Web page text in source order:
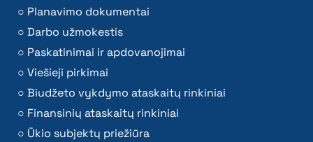
Planavimo dokumentai
Darbo užmokestis
Paskatinimai ir apdovanojimai
Viešieji pirkimai
Biudžeto vykdymo ataskaitų rinkiniai
Finansinių ataskaitų rinkiniai
Ūkio subjektų priežiūra